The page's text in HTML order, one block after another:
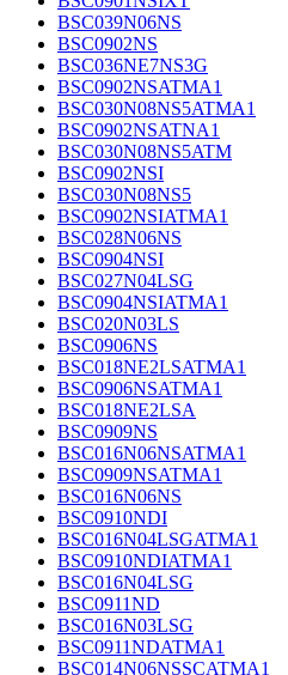
BSC039N06NS
BSC0902NS
BSC036NE7NS3G
BSC0902NSATMA1
BSC030N08NS5ATMA1
BSC0902NSATNA1
BSC030N08NS5ATM
BSC0902NSI
BSC030N08NS5
BSC0902NSIATMA1
BSC028N06NS
BSC0904NSI
BSC027N04LSG
BSC0904NSIATMA1
BSC020N03LS
BSC0906NS
BSC018NE2LSATMA1
BSC0906NSATMA1
BSC018NE2LSA
BSC0909NS
BSC016N06NSATMA1
BSC0909NSATMA1
BSC016N06NS
BSC0910NDI
BSC016N04LSGATMA1
BSC0910NDIATMA1
BSC016N04LSG
BSC0911ND
BSC016N03LSG
BSC0911NDATMA1
BSC014N06NSSCATMA1